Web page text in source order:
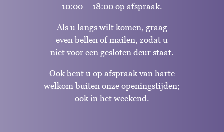
10:00 – 18:00 op afspraak.
Als u langs wilt komen, graag
even bellen of mailen, zodat u
niet voor een gesloten deur staat.
Ook bent u op afspraak van harte
welkom buiten onze openingstijden;
ook in het weekend.